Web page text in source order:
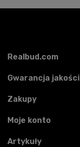
Realbud.com
Gwarancja jakości
Zakupy
Moje konto
Artykuły